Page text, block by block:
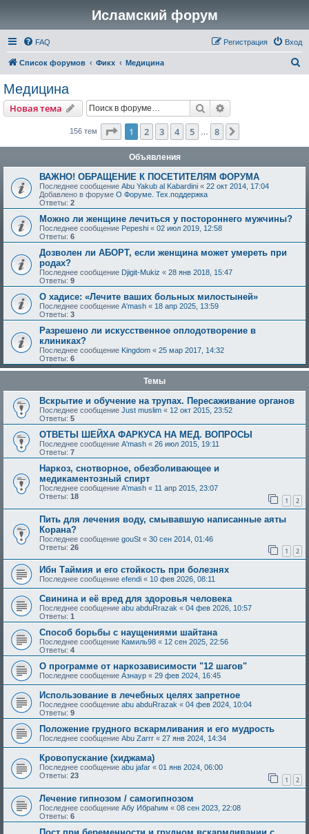
Исламский форум
FAQ Вход
Регистрация
Список форумов Фикх Медицина
Медицина
Новая тема Поиск
156 тем Страница из
1 2 3 4 5 8
Объявления
ВАЖНО! ОБРАЩЕНИЕ К ПОСЕТИТЕЛЯМ ФОРУМА
Последнее сообщение Abu Yakub al Kabardini « 22 окт 2014, 17:04
Добавлено в форуме О Форуме. Тех.поддержка
Ответы: 2
Можно ли женщине лечиться у постороннего мужчины?
Последнее сообщение Pepeshi « 02 июл 2019, 12:58
Ответы: 6
Дозволен ли АБОРТ, если женщина может умереть при
родах?
Последнее сообщение Djigit-Mukiz « 28 янв 2018, 15:47
Ответы: 9
О хадисе: «Лечите ваших больных милостыней»
Последнее сообщение A'mash « 18 апр 2025, 13:59
Ответы: 3
Разрешено ли искусственное оплодотворение в
клиниках?
Последнее сообщение Kingdom « 25 мар 2017, 14:32
Ответы: 6
Темы
Вскрытие и обучение на трупах. Пересаживание органов
Последнее сообщение Just muslim « 12 окт 2015, 23:52
Ответы: 5
ОТВЕТЫ ШЕЙХА ФАРКУСА НА МЕД. ВОПРОСЫ
Последнее сообщение A'mash « 26 июл 2015, 19:11
Ответы: 7
Наркоз, снотворное, обезболивающее и
медикаментозный спирт
Последнее сообщение A'mash « 11 апр 2015, 23:07
Ответы: 18 1 2
Пить для лечения воду, смывавшую написанные аяты
Корана?
Последнее сообщение gouSt « 30 сен 2014, 01:46
Ответы: 26 1 2
Ибн Таймия и его стойкость при болезнях
Последнее сообщение efendi « 10 фев 2026, 08:11
Свинина и её вред для здоровья человека
Последнее сообщение abu abduRrazak « 04 фев 2026, 10:57
Ответы: 1
Способ борьбы с наущениями шайтана
Последнее сообщение Камиль98 « 12 сен 2025, 22:56
Ответы: 4
О программе от наркозависимости "12 шагов"
Последнее сообщение Азнаур « 29 фев 2024, 16:45
Использование в лечебных целях запретное
Последнее сообщение abu abduRrazak « 04 фев 2024, 10:04
Ответы: 9
Положение грудного вскармливания и его мудрость
Последнее сообщение Abu Zarrr « 27 янв 2024, 14:34
Кровопускание (хиджама)
Последнее сообщение abu jafar « 01 янв 2024, 06:00
Ответы: 23 1 2
Лечение гипнозом / самогипнозом
Последнее сообщение Абу Ибраhим « 08 сен 2023, 22:08
Ответы: 6